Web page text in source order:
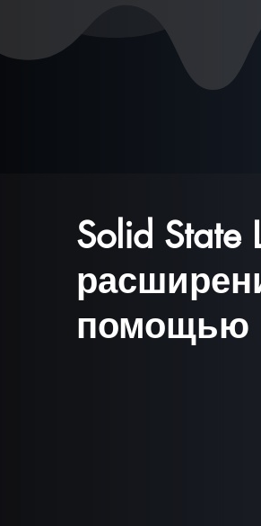
Solid
помощью